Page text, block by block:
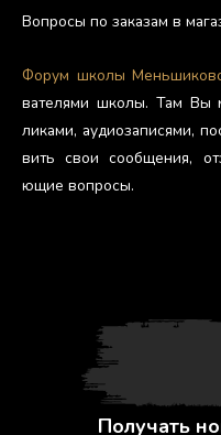
Воп­ро­сы по за­казам в
Фо­рум шко­лы
вате­лями шко­лы. Там Вы
лика­ми, а­уди­оза­пися­ми,
вить свои со­об­ще­ния,
ющие воп­ро­сы.
Получать